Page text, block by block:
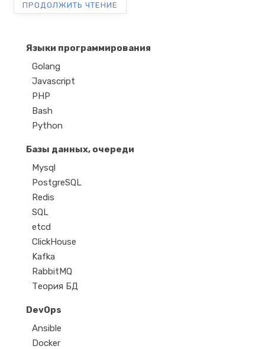
ПРОДОЛЖИТЬ ЧТЕНИЕ
Языки программирования
Golang
Javascript
PHP
Bash
Python
Базы данных, очереди
Mysql
PostgreSQL
Redis
SQL
etcd
ClickHouse
Kafka
RabbitMQ
Теория БД
DevOps
Ansible
Docker